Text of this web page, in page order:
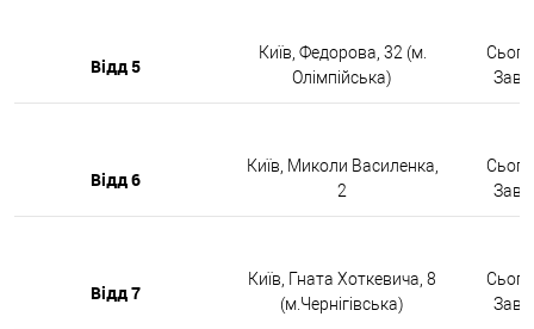
Відд 5
Київ, Федорова, 32 (м.
Олімпійська)
Відд 6
Київ, Миколи Василенка,
2
Відд 7
Київ, Гната Хоткевича, 8
(м.Чернігівська)